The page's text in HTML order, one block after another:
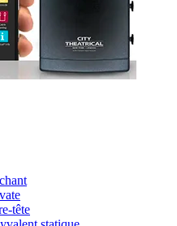
tête